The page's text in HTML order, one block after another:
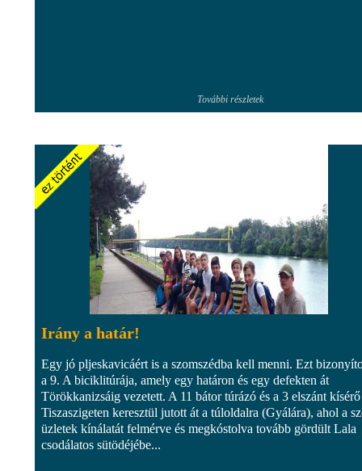
További részletek
Irány a határ!
Egy jó pljeskavicáért is a szomszédba kell menni. Ezt
a 9. A biciklitúrája, amely egy határon és egy defekten át
Törökkanizsáig vezetett. A 11 bátor túrázó és a 3 elszánt kísérő
Tiszaszigeten keresztül jutott át a túloldalra (Gyálára), ahol a
üzletek kínálatát felmérve és megkóstolva tovább gördült Lala
csodálatos sütödéjébe...